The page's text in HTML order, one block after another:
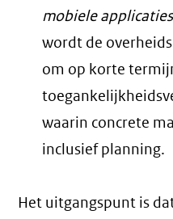
mobiele
wordt de
om op korte
waarin concrete
inclusief planning.
Het uitgangspunt is